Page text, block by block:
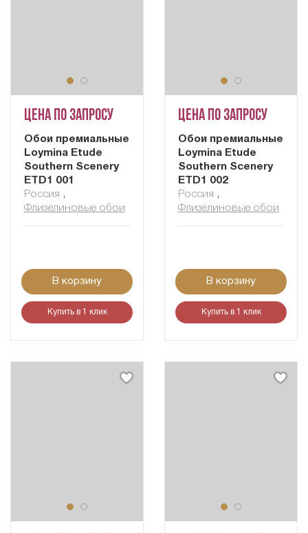
Цена по запросу
Обои премиальные
Loymina Etude
Southern Scenery
ETD1 001
Россия ,
Флизелиновые обои
В корзину
Купить в 1 клик
Цена по запросу
Обои премиальные
Loymina Etude
Southern Scenery
ETD1 002
Россия ,
Флизелиновые обои
В корзину
Купить в 1 клик